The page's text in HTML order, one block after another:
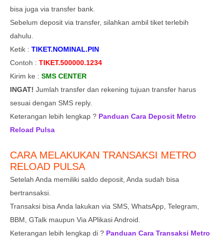
bisa juga via transfer bank.
Sebelum deposit via transfer, silahkan ambil tiket terlebih
dahulu.
Ketik : TIKET.NOMINAL.PIN
Contoh : TIKET.500000.1234
Kirim ke : SMS CENTER
INGAT! Jumlah transfer dan rekening tujuan transfer harus
sesuai dengan SMS reply.
Keterangan lebih lengkap ? Panduan Cara Deposit Metro
Reload Pulsa
CARA MELAKUKAN TRANSAKSI METRO
RELOAD PULSA
Setelah Anda memiliki saldo deposit, Anda sudah bisa
bertransaksi.
Transaksi bisa Anda lakukan via SMS, WhatsApp, Telegram,
BBM, GTalk maupun Via APlikasi Android.
Keterangan lebih lengkap di ? Panduan Cara Transaksi Metro